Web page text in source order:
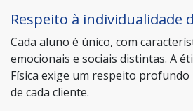
Respeito à individualidade
Cada aluno é único, com
emocionais e sociais distintas. A
Física exige um respeito
de cada cliente.